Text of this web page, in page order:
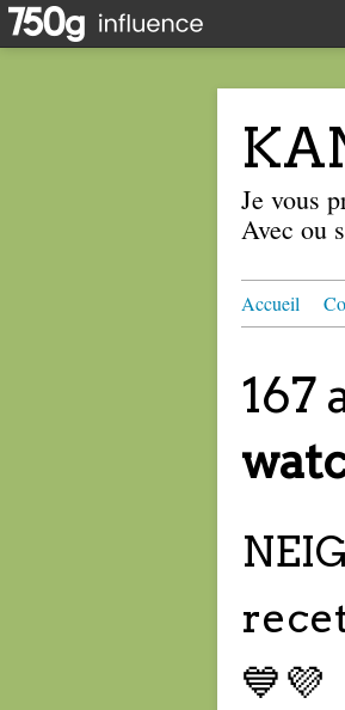
Je vous
Avec ou
Accueil
167
💙💜